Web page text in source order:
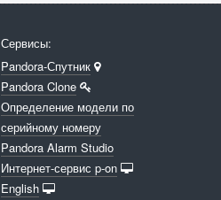
Сервисы:
Pandora-Спутник
Pandora Clone
Определение модели по
серийному номеру
Pandora Alarm Studio
Интернет-сервис p-on
English